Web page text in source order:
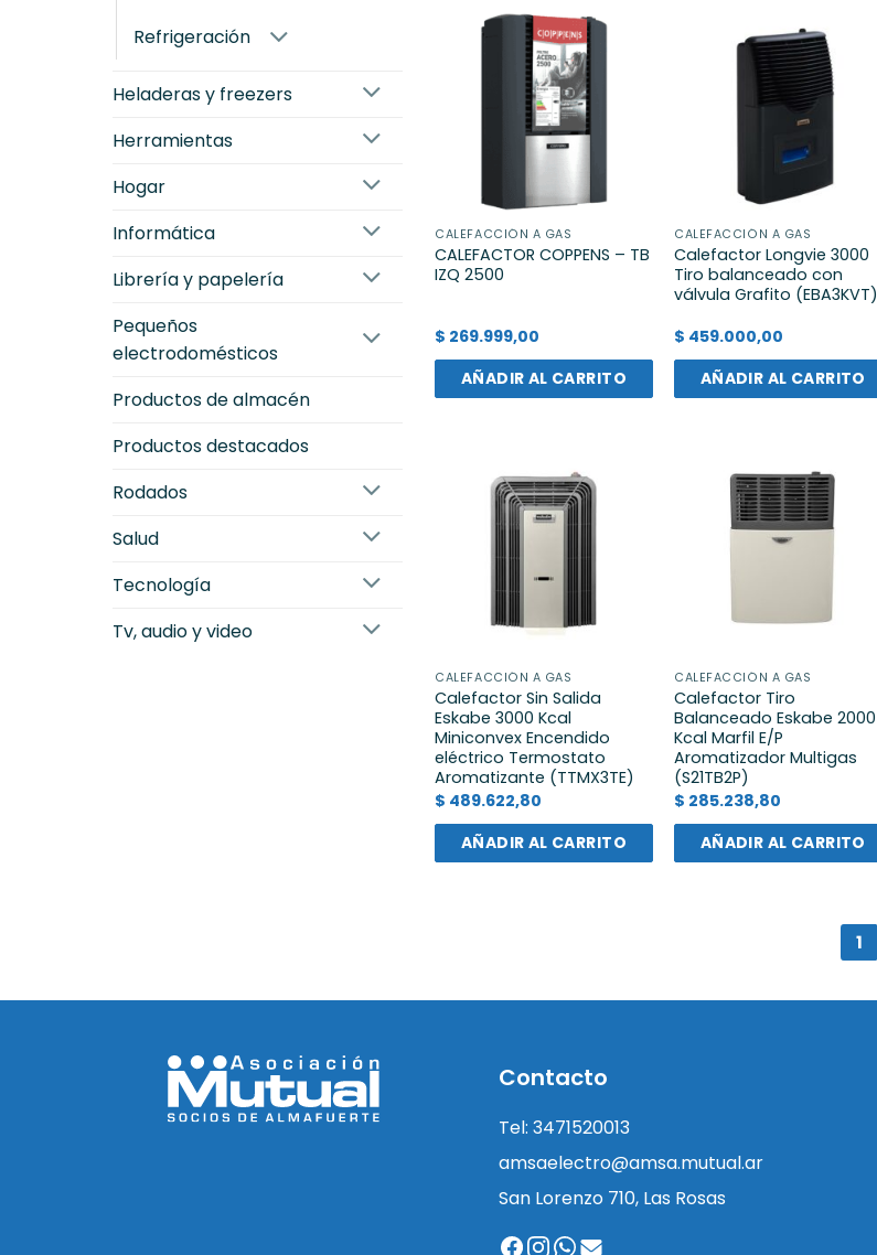
refrigeración
heladeras y freezers
herramientas
hogar
informática
librería y papelería
pequeños
electrodomésticos
productos de almacén
productos destacados
rodados
salud
tecnología
tv, audio y video
CALEFACCIÓN A GAS
CALEFACTOR COPPENS – TB
IZQ 2500
$ 269.999,00
AÑADIR AL CARRITO
CALEFACCIÓN A GAS
Calefactor Longvie 3000
Tiro balanceado con
válvula Grafito (EBA3KVT)
$ 459.000,00
AÑADIR AL CARRITO
CALEFACCIÓN A GAS
Calefactor Sin Salida
Eskabe 3000 Kcal
Miniconvex Encendido
eléctrico Termostato
Aromatizante (TTMX3TE)
$ 489.622,80
AÑADIR AL CARRITO
CALEFACCIÓN A GAS
Calefactor Tiro
Balanceado Eskabe 2000
Kcal Marfil E/P
Aromatizador Multigas
(S21TB2P)
$ 285.238,80
AÑADIR AL CARRITO
1
Contacto
Tel: 3471520013
amsaelectro@amsa.mutual.ar
San Lorenzo 710, Las Rosas